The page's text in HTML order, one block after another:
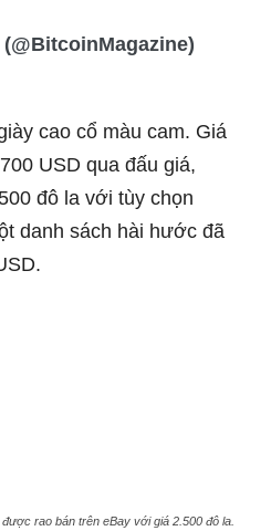
cao cổ màu cam. Giá
USD qua đấu giá,
đô la với tùy chọn
danh sách hài hước đã
rao bán trên eBay với giá 2.500 đô la.